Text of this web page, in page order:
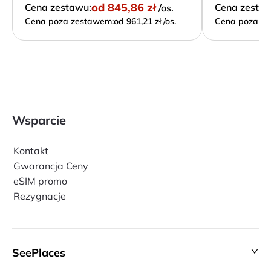
Cena zestawu:od 845,86 zł /os.
Cena poza zestawem:od 961,21 zł /os.
Cena
Cena poza
Wsparcie
Kontakt
Gwarancja Ceny
eSIM promo
Rezygnacje
SeePlaces